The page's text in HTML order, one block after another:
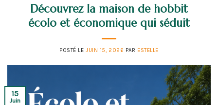
Découvrez la maison de hobbit
écolo et économique qui séduit
POSTÉ LEJUIN 15, 2026 PAR ESTELLE
15
Juin